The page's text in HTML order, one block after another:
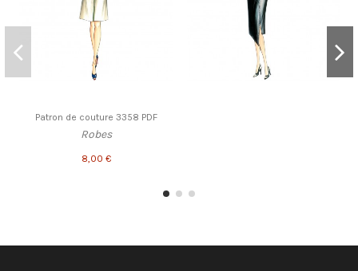
Patron de couture 3358 PDF
Robes
8,00 €